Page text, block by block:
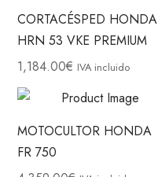
CORTACÉSPED HONDA
HRN 53 VKE PREMIUM
1,184.00€ IVA incluido
MOTOCULTOR HONDA
FR 750